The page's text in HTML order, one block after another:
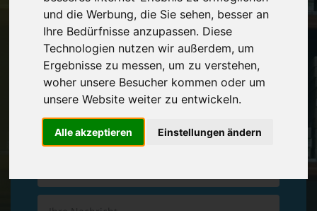
und die Werbung, die Sie sehen, besser an
Ihre Bedürfnisse anzupassen. Diese
Technologien nutzen wir außerdem, um
Ergebnisse zu messen, um zu verstehen,
woher unsere Besucher kommen oder um
unsere Website weiter zu entwickeln.
Alle akzeptieren Einstellungen ändern
Vereinbaren Sie einenRückruf
Hinterlassen Sie uns gern eine persönliche Nachricht.